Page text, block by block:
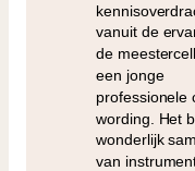
vanuit de
de
een jonge
professionele
wording. Het
wonderlijk
van